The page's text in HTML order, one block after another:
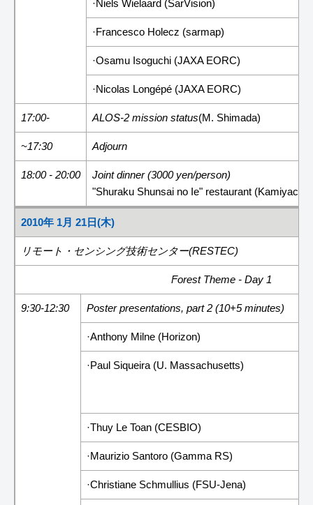
·Niels Wielaard (SarVision)
·Francesco Holecz (sarmap)
·Osamu Isoguchi (JAXA EORC)
·Nicolas Longépé (JAXA EORC)
17:00- ALOS-2 mission status(M. Shimada)
~17:30 Adjourn
18:00 - 20:00
Joint dinner (3000 yen/person)
"Shuraku Shunsai no Ie" restaurant
2010年 1月 21日(木)
リモート・センシング技術センター(RESTEC)
Forest Theme - Day 1
9:30-12:30 Poster presentations, part 2 (10+5 minutes)
·Anthony Milne (Horizon)
·Paul Siqueira (U. Massachusetts)
·Thuy Le Toan (CESBIO)
·Maurizio Santoro (Gamma RS)
·Christiane Schmullius (FSU-Jena)